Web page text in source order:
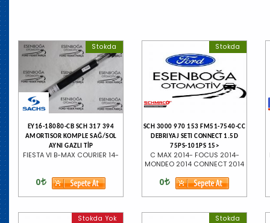
Stokda
EY16-18080-CB SCH 317 394
AMORTISOR KOMPLE SAĞ/SOL
AYNI GAZLI TİP
FIESTA VI B-MAX COURIER 14-
0
Stokda
SCH 3000 970 153 FM51-7540-CC
DEBRIYAJ SETI CONNECT 1.5D
75PS-101PS 15>
C MAX 2014- FOCUS 2014-
MONDEO 2014 CONNECT 2014
0
Stokda Yok Stokda